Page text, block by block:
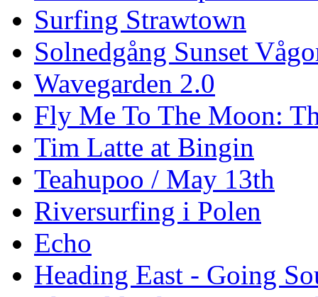
Surfing Strawtown
Solnedgång Sunset
Wavegarden 2.0
Fly Me To The Moon:
Tim Latte at Bingin
Teahupoo / May 13th
Riversurfing i Polen
Echo
Heading East - Going